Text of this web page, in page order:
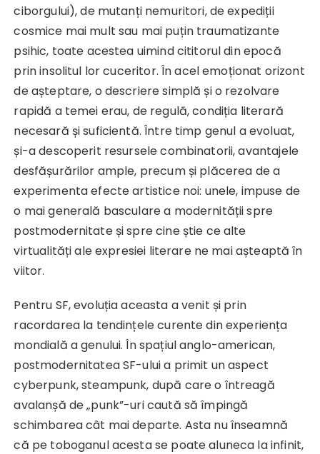
ciborgului), de mutanți nemuritori, de expediții
cosmice mai mult sau mai puțin traumatizante
psihic, toate acestea uimind cititorul din epocă
prin insolitul lor cuceritor. În acel emoționat orizont
de așteptare, o descriere simplă și o rezolvare
rapidă a temei erau, de regulă, condiția literară
necesară și suficientă. Între timp genul a evoluat,
și-a descoperit resursele combinatorii, avantajele
desfășurărilor ample, precum și plăcerea de a
experimenta efecte artistice noi: unele, impuse de
o mai generală basculare a modernității spre
postmodernitate și spre cine știe ce alte
virtualități ale expresiei literare ne mai așteaptă în
viitor.
Pentru SF, evoluția aceasta a venit și prin
racordarea la tendințele curente din experiența
mondială a genului. În spațiul anglo-american,
postmodernitatea SF-ului a primit un aspect
cyberpunk, steampunk, după care o întreagă
avalanșă de „punk”-uri caută să împingă
schimbarea cât mai departe. Asta nu înseamnă
că pe toboganul acesta se poate aluneca la infinit,